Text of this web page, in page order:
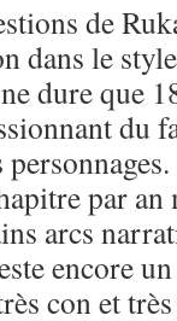
de
dans le
dure que
du
par
arcs
encore
con et